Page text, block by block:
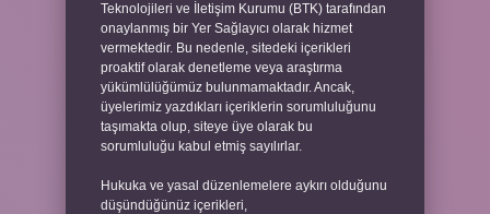
Teknolojileri ve İletişim Kurumu (BTK) tarafından
onaylanmış bir Yer Sağlayıcı olarak hizmet
vermektedir. Bu nedenle, sitedeki içerikleri
proaktif olarak denetleme veya araştırma
yükümlülüğümüz bulunmamaktadır. Ancak,
üyelerimiz yazdıkları içeriklerin sorumluluğunu
taşımakta olup, siteye üye olarak bu
sorumluluğu kabul etmiş sayılırlar.
Hukuka ve yasal düzenlemelere aykırı olduğunu
düşündüğünüz içerikleri,